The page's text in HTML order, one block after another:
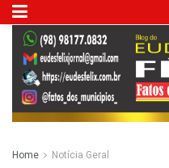
Home Notícia Geral